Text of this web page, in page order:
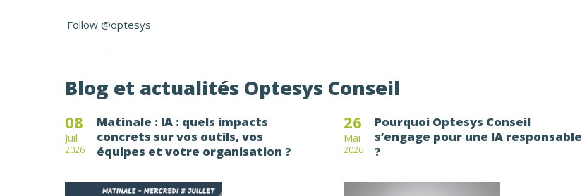
Follow @optesys
Blog et actualités Optesys Conseil
08
Juil
2026
Matinale : IA : quels impacts
concrets sur vos outils, vos
équipes et votre organisation ?
26
Mai
2026
Pourquoi Optesys Conseil
s’engage pour une IA responsable
?